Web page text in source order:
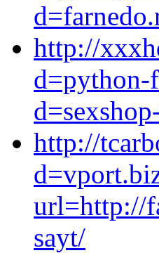
http://
d=python-
http://
url=http://
sayt/